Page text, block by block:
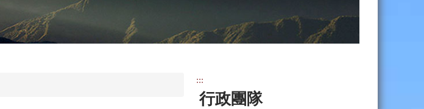
:::
行政團隊